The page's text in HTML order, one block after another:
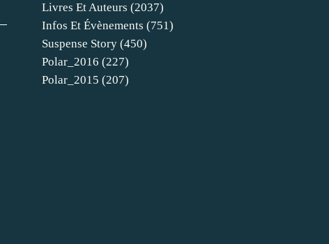
Livres Et Auteurs (2037)
Infos Et Évènements (751)
Suspense Story (450)
Polar_2016 (227)
Polar_2015 (207)